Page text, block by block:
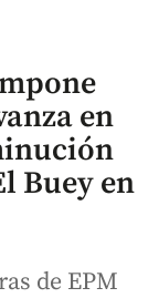
en
Buey en
de EPM